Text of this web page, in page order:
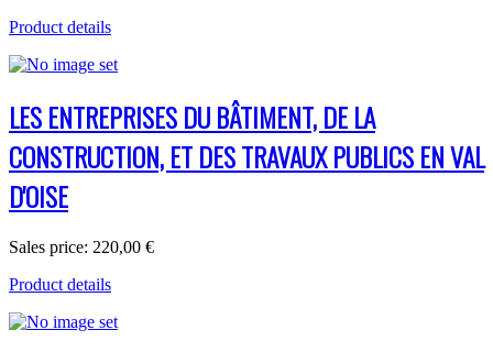
Product details
LES ENTREPRISES DU BÂTIMENT, DE LA
CONSTRUCTION, ET DES TRAVAUX PUBLICS EN VAL
D'OISE
Sales price: 220,00 €
Product details